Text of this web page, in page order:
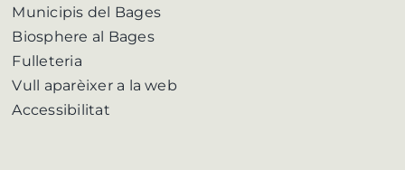
Municipis del Bages
Biosphere al Bages
Fulleteria
Vull aparèixer a la web
Accessibilitat